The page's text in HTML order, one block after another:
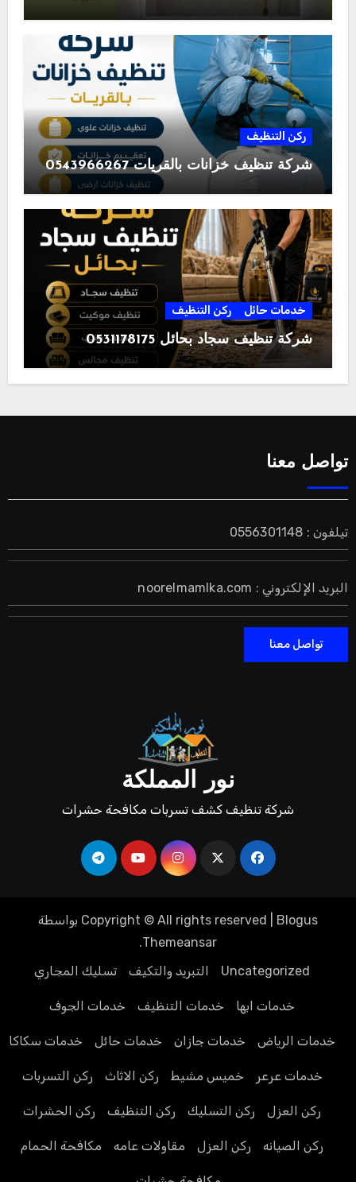
ركن التنظيف
شركة تنظيف خزانات بالقريات 0543966267
خدمات حائل ركن التنظيف
شركة تنظيف سجاد بحائل 0531178175
تواصل معنا
تيلفون : 0556301148
البريد الإلكتروني : noorelmamlka.com
تواصل معنا
نور المملكة
شركة تنظيف كشف تسربات مكافحة حشرات
Copyright © All rights reserved Blogus
بواسطة
Themeansar
.
Uncategorized
التبريد والتكيف تسليك المجاري
خدمات ابها خدمات التنظيف خدمات الجوف
خدمات الرياض خدمات جازان خدمات حائل خدمات سكاكا
خدمات عرعر خميس مشيط ركن الاثاث ركن التسربات
ركن العزل ركن التسليك ركن التنظيف ركن الحشرات
ركن الصيانه ركن العزل مقاولات عامه مكافحة الحمام